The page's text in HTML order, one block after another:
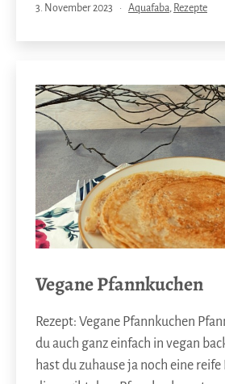
Veröffentlicht
3. November 2023
Kategorisiert
Aquafaba, Rezepte
Vegane Pfannkuchen
Rezept: Vegane Pfannkuchen
du auch ganz einfach in vegan
hast du zuhause ja noch eine